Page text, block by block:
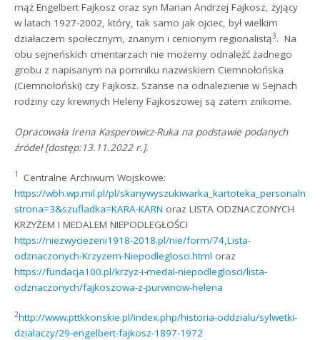
mąż Engelbert Fajkosz oraz syn Marian Andrzej Fajkosz, żyjący
w latach 1927-2002, który, tak samo jak ojciec, był wielkim
działaczem społecznym, znanym i cenionym regionalistą3. Na
obu sejneńskich cmentarzach nie możemy odnaleźć żadnego
grobu z napisanym na pomniku nazwiskiem Ciemnołońska
(Ciemnołoński) czy Fajkosz. Szanse na odnalezienie w Sejnach
rodziny czy krewnych Heleny Fajkoszowej są zatem znikome.
Opracowała Irena Kasperowicz-Ruka na podstawie podanych
źródeł [dostęp:13.11.2022 r.].
1
Centralne Archiwum Wojskowe:
https://wbh.wp.mil.pl/pl/
strona=3&szufladka=KARA-KARN oraz LISTA ODZNACZONYCH
KRZYŻEM I MEDALEM NIEPODLEGŁOŚCI
https://niezwyciezeni1918-2018.pl/nie/form/74,Lista-
odznaczonych-Krzyzem-Niepodleglosci.html oraz
https://fundacja100.pl/krzyz-i-medal-niepodleglosci/lista-
odznaczonych/fajkoszowa-z-purwinow-helena
2http://www.pttkkonskie.pl/index.php/historia-oddzialu/sylwetki-
dzialaczy/29-engelbert-fajkosz-1897-1972